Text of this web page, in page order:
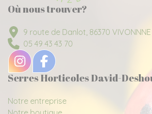
Où nous trouver?
9 route de Danlot, 86370 VIVONNNE
05 49 43 43 70
Serres Horticoles David-
Notre entreprise